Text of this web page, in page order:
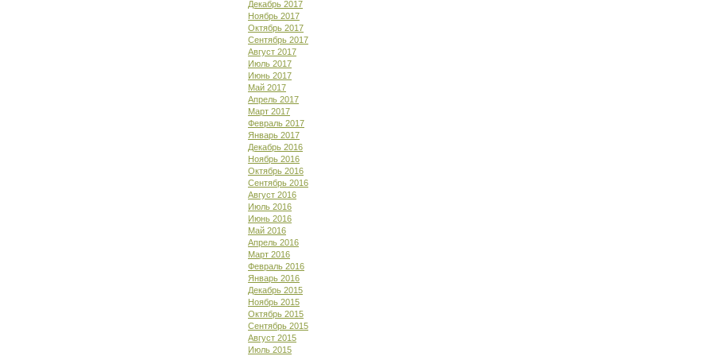
Декабрь 2017
Ноябрь 2017
Октябрь 2017
Сентябрь 2017
Август 2017
Июль 2017
Июнь 2017
Май 2017
Апрель 2017
Март 2017
Февраль 2017
Январь 2017
Декабрь 2016
Ноябрь 2016
Октябрь 2016
Сентябрь 2016
Август 2016
Июль 2016
Июнь 2016
Май 2016
Апрель 2016
Март 2016
Февраль 2016
Январь 2016
Декабрь 2015
Ноябрь 2015
Октябрь 2015
Сентябрь 2015
Август 2015
Июль 2015